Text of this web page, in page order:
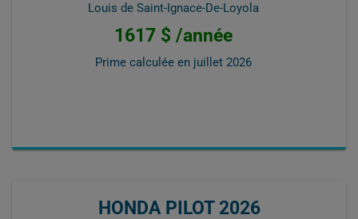
Louis de Saint-Ignace-De-Loyola
1617 $ /année
Prime calculée en juillet 2026
HONDA PILOT 2026